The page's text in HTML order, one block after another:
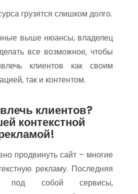
грузятся слишком долго.
выше нюансы, владелец
все возможное, чтобы
клиентов как своим
так и контентом.
клиентов?
контекстной
продвинуть сайт – многие
рекламу. Последняя
под собой сервисы,